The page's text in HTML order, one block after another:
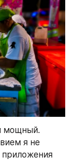
мощный.
я не
приложения